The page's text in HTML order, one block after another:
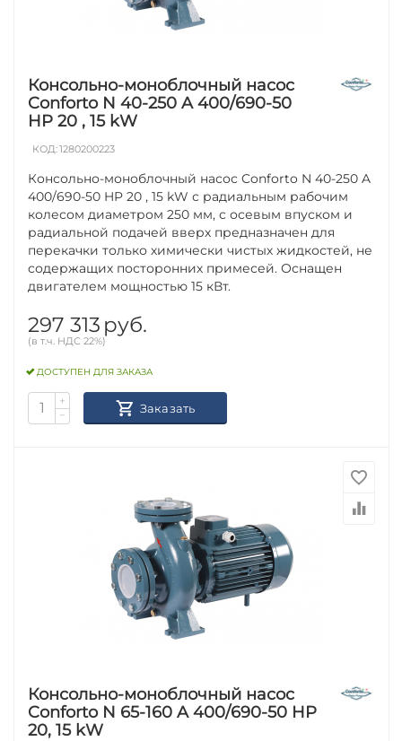
Консольно-моноблочный насос
Conforto N 40-250 A 400/690-50
HP 20 , 15 kW
КОД:1280200223
Консольно-моноблочный насос Conforto N 40-250 A
400/690-50 HP 20 , 15 kW с радиальным рабочим
колесом диаметром 250 мм, с осевым впуском и
радиальной подачей вверх предназначен для
перекачки только химически чистых жидкостей, не
содержащих посторонних примесей. Оснащен
двигателем мощностью 15 кВт.
297 313 руб.
(в т.ч. НДС 22%)
ДОСТУПЕН ДЛЯ ЗАКАЗА
+
−
Заказать
Консольно-моноблочный насос
Conforto N 65-160 A 400/690-50 HP
20, 15 kW